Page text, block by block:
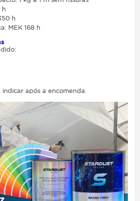
h
h
MEK 168 h
indicar após a encomenda.